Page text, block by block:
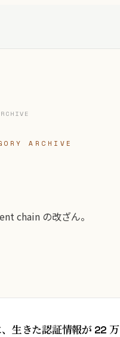
ARCHIVE
chain の改ざん。
生きた認証情報が 22 万